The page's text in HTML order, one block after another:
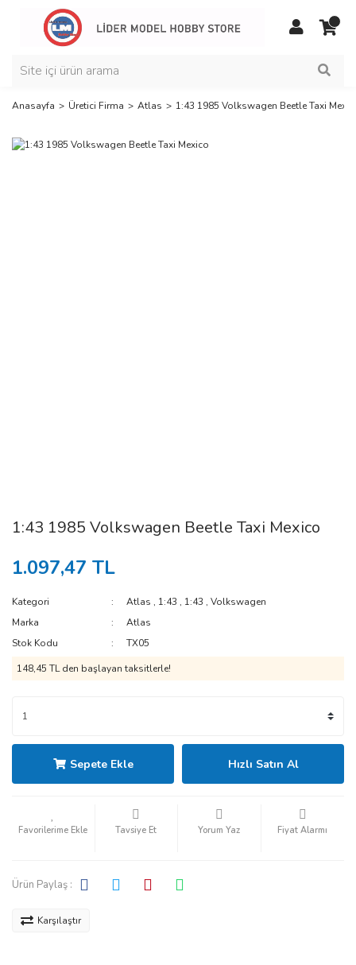
Anasayfa Üretici Firma Atlas 1:43 1985 Volkswagen Beetle Taxi
1:43 1985 Volkswagen Beetle Taxi Mexico
1.097,47 TL
Kategori Atlas , 1:43 , 1:43 ,Volkswagen
Marka
Atlas
Stok Kodu
TX05
148,45 TL den başlayan taksitlerle!
Sepete Ekle Hızlı Satın Al
Tavsiye Et Yorum Yaz Fiyat Alarmı
Ürün Paylaş :
Karşılaştır